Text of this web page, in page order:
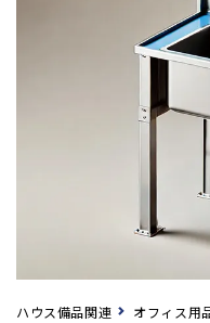
ハウス備品関連 オフィス用